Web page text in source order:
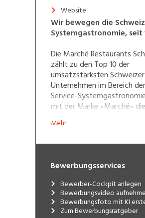
Website
Wir bewegen die
Systemgastronomie, seit
Die Marché Restaurants
zählt zu den Top 10 der
umsatzstärksten Schweizer
Unternehmen im Bereich
Service-
mit der Marke «Marché»
Autobahngastronomie. Seit
Gruppe, als eigenständiges
Marché Restaurants
auf das Qualitäts- und
Erlebnis unserer Gäste
denn auf dem Wohl der
basiert das langfristige
Mehr
Bewerbungsservices
Bewerber-Cockpit anlegen
Bewerbungsvideo
Bewerbungsfoto mit KI
Zum Bewerbungsratgeber